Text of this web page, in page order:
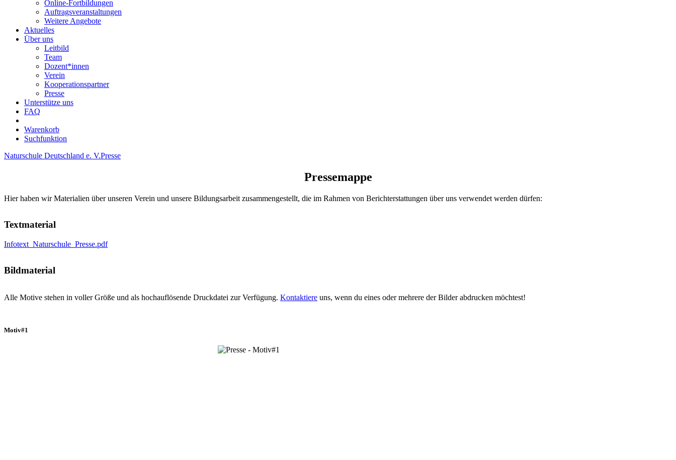
Online-Fortbildungen
Auftragsveranstaltungen
Weitere Angebote
Aktuelles
Über uns
Leitbild
Team
Dozent*innen
Verein
Kooperationspartner
Presse
Unterstütze uns
FAQ
Warenkorb
Suchfunktion
Naturschule Deutschland e. V.Presse
Pressemappe
Hier haben wir Materialien über unseren Verein und unsere Bildungsarbeit zusammengestellt, die im Rahmen von Berichterstattungen über uns verwendet werden dürfen:
Textmaterial
Infotext_Naturschule_Presse.pdf
Bildmaterial
Alle Motive stehen in voller Größe und als hochauflösende Druckdatei zur Verfügung. Kontaktiere uns, wenn du eines oder mehrere der Bilder abdrucken möchtest!
Motiv#1